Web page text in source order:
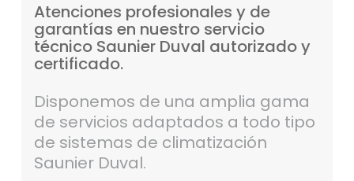
Atenciones profesionales y de
garantías en nuestro servicio
técnico Saunier Duval autorizadoy
certificado.
Disponemos de una amplia gama
de servicios adaptados a todo tipo
de sistemas de climatización
Saunier Duval.